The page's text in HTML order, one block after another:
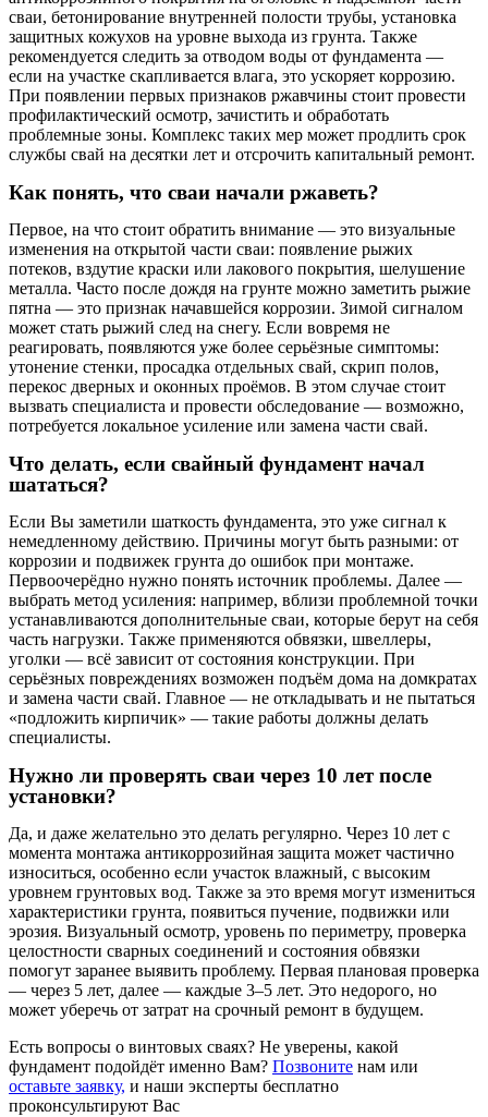
сваи, бетонирование внутренней полости трубы, установка
защитных кожухов на уровне выхода из грунта. Также
рекомендуется следить за отводом воды от фундамента —
если на участке скапливается влага, это ускоряет коррозию.
При появлении первых признаков ржавчины стоит провести
профилактический осмотр, зачистить и обработать
проблемные зоны. Комплекс таких мер может продлить срок
службы свай на десятки лет и отсрочить капитальный ремонт.
Как понять, что сваи начали ржаветь?
Первое, на что стоит обратить внимание — это визуальные
изменения на открытой части сваи: появление рыжих
потеков, вздутие краски или лакового покрытия, шелушение
металла. Часто после дождя на грунте можно заметить рыжие
пятна — это признак начавшейся коррозии. Зимой сигналом
может стать рыжий след на снегу. Если вовремя не
реагировать, появляются уже более серьёзные симптомы:
утонение стенки, просадка отдельных свай, скрип полов,
перекос дверных и оконных проёмов. В этом случае стоит
вызвать специалиста и провести обследование — возможно,
потребуется локальное усиление или замена части свай.
Что делать, если свайный фундамент начал
шататься?
Если Вы заметили шаткость фундамента, это уже сигнал к
немедленному действию. Причины могут быть разными: от
коррозии и подвижек грунта до ошибок при монтаже.
Первоочерёдно нужно понять источник проблемы. Далее —
выбрать метод усиления: например, вблизи проблемной точки
устанавливаются дополнительные сваи, которые берут на себя
часть нагрузки. Также применяются обвязки, швеллеры,
уголки — всё зависит от состояния конструкции. При
серьёзных повреждениях возможен подъём дома на домкратах
и замена части свай. Главное — не откладывать и не пытаться
«подложить кирпичик» — такие работы должны делать
специалисты.
Нужно ли проверять сваи через 10 лет после
установки?
Да, и даже желательно это делать регулярно. Через 10 лет с
момента монтажа антикоррозийная защита может частично
износиться, особенно если участок влажный, с высоким
уровнем грунтовых вод. Также за это время могут измениться
характеристики грунта, появиться пучение, подвижки или
эрозия. Визуальный осмотр, уровень по периметру, проверка
целостности сварных соединений и состояния обвязки
помогут заранее выявить проблему. Первая плановая проверка
— через 5 лет, далее — каждые 3–5 лет. Это недорого, но
может уберечь от затрат на срочный ремонт в будущем.
Есть вопросы о винтовых сваях? Не уверены, какой
фундамент подойдёт именно Вам? Позвоните нам или
оставьте заявку, и наши эксперты бесплатно
проконсультируют Вас